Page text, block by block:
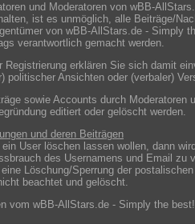
und Moderatoren von wBB-
ist es unmöglich, alle Beiträge/
von wBB-AllStars.de - Simply
verantwortlich gemacht werden.
Registrierung erklären Sie sich damit
politischer Ansichten oder (verbaler)
sowie Accounts durch
editiert oder gelöscht werden.
und deren Beiträgen
User löschen lassen wollen, dann
des Usernamens und Email zu
Löschung/Sperrung der
beachtet und gelöscht.
vom wBB-AllStars.de - Simply the